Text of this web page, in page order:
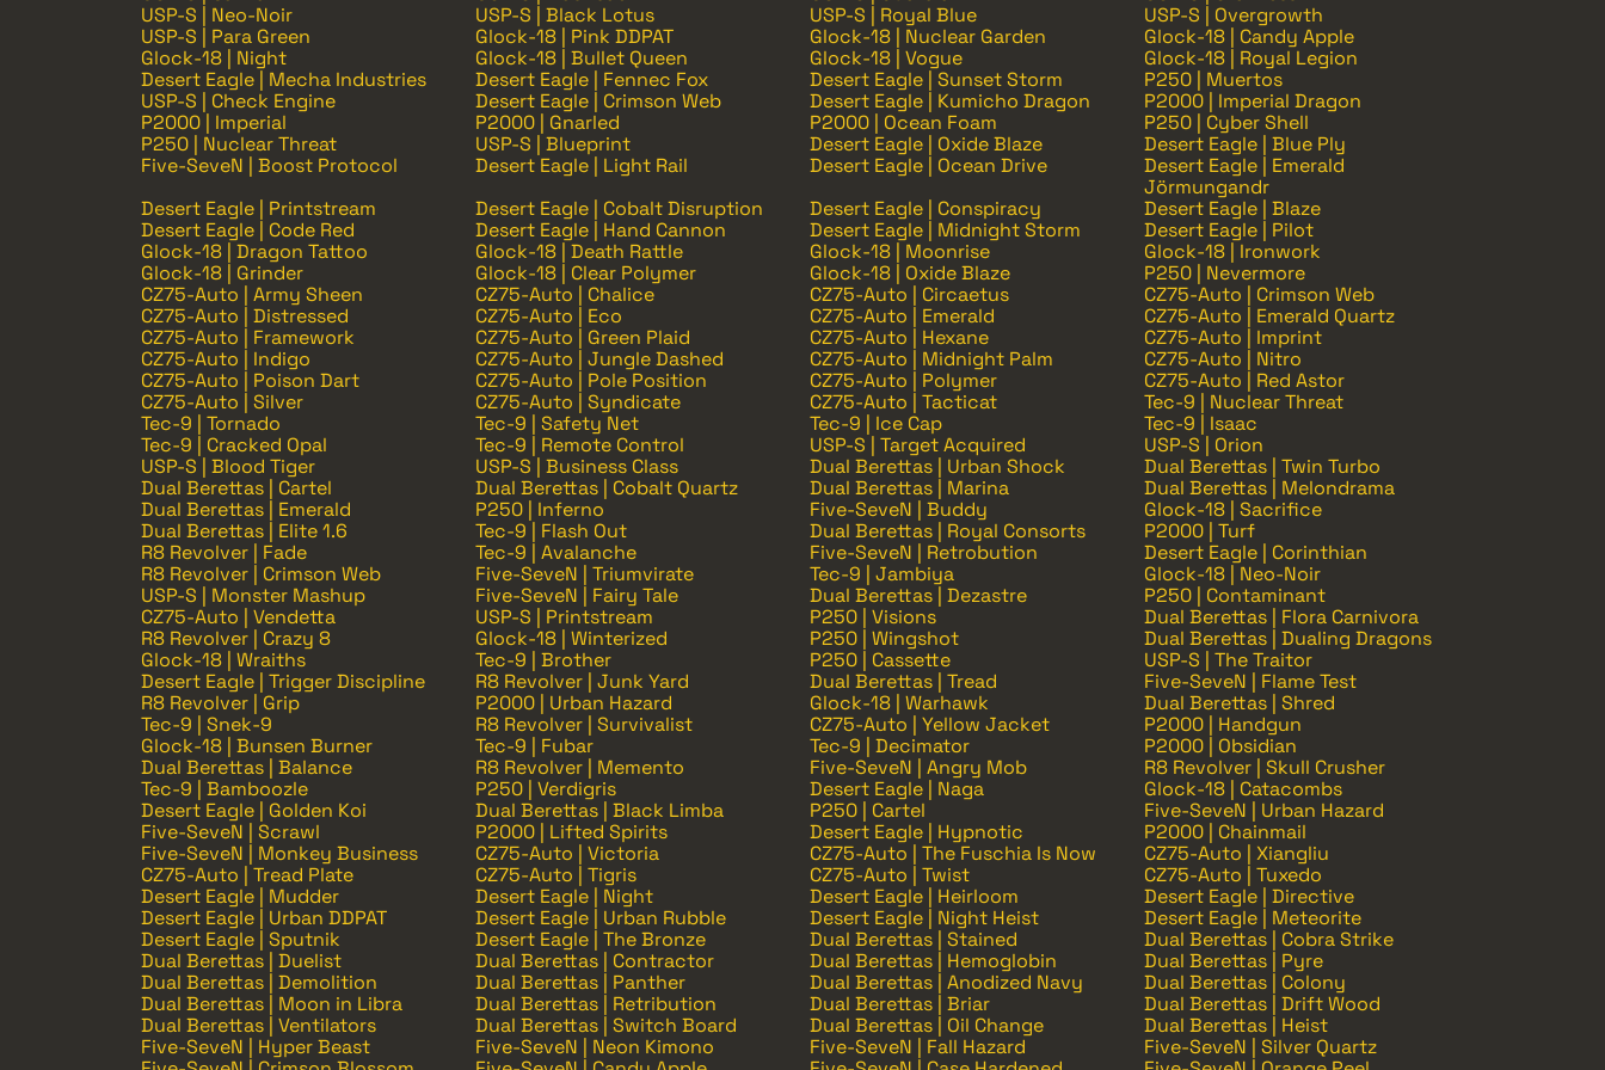
USP-S | Neo-Noir
USP-S | Black Lotus USP-S | Royal Blue
USP-S | Overgrowth
USP-S | Para Green
Glock-18 | Pink DDPAT Glock-18 | Nuclear Garden
Glock-18 | Candy Apple
Glock-18 | Night
Glock-18 | Bullet Queen Glock-18 | Vogue
Glock-18 | Royal Legion
Desert Eagle | Mecha Industries
Desert Eagle | Fennec Fox Desert Eagle | Sunset Storm
P250 | Muertos
USP-S | Check Engine
Desert Eagle | Crimson Web Desert Eagle | Kumicho Dragon
P2000 | Imperial Dragon
P2000 | Imperial
P2000 | Gnarled P2000 | Ocean Foam
P250 | Cyber Shell
P250 | Nuclear Threat
USP-S | Blueprint Desert Eagle | Oxide Blaze
Desert Eagle | Blue Ply
Five-SeveN | Boost Protocol
Desert Eagle | Light Rail Desert Eagle | Ocean Drive
Desert Eagle | Emerald
Jörmungandr
Desert Eagle | Printstream
Desert Eagle | Cobalt Disruption Desert Eagle | Conspiracy
Desert Eagle | Blaze
Desert Eagle | Code Red
Desert Eagle | Hand Cannon Desert Eagle | Midnight Storm
Desert Eagle | Pilot
Glock-18 | Dragon Tattoo
Glock-18 | Death Rattle Glock-18 | Moonrise
Glock-18 | Ironwork
Glock-18 | Grinder
Glock-18 | Clear Polymer Glock-18 | Oxide Blaze
P250 | Nevermore
CZ75-Auto | Army Sheen
CZ75-Auto | Chalice CZ75-Auto | Circaetus
CZ75-Auto | Crimson Web
CZ75-Auto | Distressed
CZ75-Auto | Eco CZ75-Auto | Emerald
CZ75-Auto | Emerald Quartz
CZ75-Auto | Framework
CZ75-Auto | Green Plaid CZ75-Auto | Hexane
CZ75-Auto | Imprint
CZ75-Auto | Indigo
CZ75-Auto | Jungle Dashed CZ75-Auto | Midnight Palm
CZ75-Auto | Nitro
CZ75-Auto | Poison Dart
CZ75-Auto | Pole Position CZ75-Auto | Polymer
CZ75-Auto | Red Astor
CZ75-Auto | Silver
CZ75-Auto | Syndicate CZ75-Auto | Tacticat
Tec-9 | Nuclear Threat
Tec-9 | Tornado
Tec-9 | Safety Net Tec-9 | Ice Cap
Tec-9 | Isaac
Tec-9 | Cracked Opal
Tec-9 | Remote Control USP-S | Target Acquired
USP-S | Orion
USP-S | Blood Tiger
USP-S | Business Class Dual Berettas | Urban Shock
Dual Berettas | Twin Turbo
Dual Berettas | Cartel
Dual Berettas | Cobalt Quartz Dual Berettas | Marina
Dual Berettas | Melondrama
Dual Berettas | Emerald
P250 | Inferno Five-SeveN | Buddy
Glock-18 | Sacrifice
Dual Berettas | Elite 1.6
Tec-9 | Flash Out Dual Berettas | Royal Consorts
P2000 | Turf
R8 Revolver | Fade
Tec-9 | Avalanche Five-SeveN | Retrobution
Desert Eagle | Corinthian
R8 Revolver | Crimson Web
Five-SeveN | Triumvirate Tec-9 | Jambiya
Glock-18 | Neo-Noir
USP-S | Monster Mashup
Five-SeveN | Fairy Tale Dual Berettas | Dezastre
P250 | Contaminant
CZ75-Auto | Vendetta
USP-S | Printstream P250 | Visions
Dual Berettas | Flora Carnivora
R8 Revolver | Crazy 8
Glock-18 | Winterized P250 | Wingshot
Dual Berettas | Dualing Dragons
Glock-18 | Wraiths
Tec-9 | Brother P250 | Cassette
USP-S | The Traitor
Desert Eagle | Trigger Discipline
R8 Revolver | Junk Yard Dual Berettas | Tread
Five-SeveN | Flame Test
R8 Revolver | Grip
P2000 | Urban Hazard Glock-18 | Warhawk
Dual Berettas | Shred
Tec-9 | Snek-9
R8 Revolver | Survivalist CZ75-Auto | Yellow Jacket
P2000 | Handgun
Glock-18 | Bunsen Burner
Tec-9 | Fubar Tec-9 | Decimator
P2000 | Obsidian
Dual Berettas | Balance
R8 Revolver | Memento Five-SeveN | Angry Mob
R8 Revolver | Skull Crusher
Tec-9 | Bamboozle
P250 | Verdigris Desert Eagle | Naga
Glock-18 | Catacombs
Desert Eagle | Golden Koi
Dual Berettas | Black Limba P250 | Cartel
Five-SeveN | Urban Hazard
Five-SeveN | Scrawl
P2000 | Lifted Spirits Desert Eagle | Hypnotic
P2000 | Chainmail
Five-SeveN | Monkey Business
CZ75-Auto | Victoria CZ75-Auto | The Fuschia Is Now
CZ75-Auto | Xiangliu
CZ75-Auto | Tread Plate
CZ75-Auto | Tigris CZ75-Auto | Twist
CZ75-Auto | Tuxedo
Desert Eagle | Mudder
Desert Eagle | Night Desert Eagle | Heirloom
Desert Eagle | Directive
Desert Eagle | Urban DDPAT
Desert Eagle | Urban Rubble Desert Eagle | Night Heist
Desert Eagle | Meteorite
Desert Eagle | Sputnik
Desert Eagle | The Bronze Dual Berettas | Stained
Dual Berettas | Cobra Strike
Dual Berettas | Duelist
Dual Berettas | Contractor Dual Berettas | Hemoglobin
Dual Berettas | Pyre
Dual Berettas | Demolition
Dual Berettas | Panther Dual Berettas | Anodized Navy
Dual Berettas | Colony
Dual Berettas | Moon in Libra
Dual Berettas | Retribution Dual Berettas | Briar
Dual Berettas | Drift Wood
Dual Berettas | Ventilators
Dual Berettas | Switch Board Dual Berettas | Oil Change
Dual Berettas | Heist
Five-SeveN | Hyper Beast
Five-SeveN | Neon Kimono Five-SeveN | Fall Hazard
Five-SeveN | Silver Quartz